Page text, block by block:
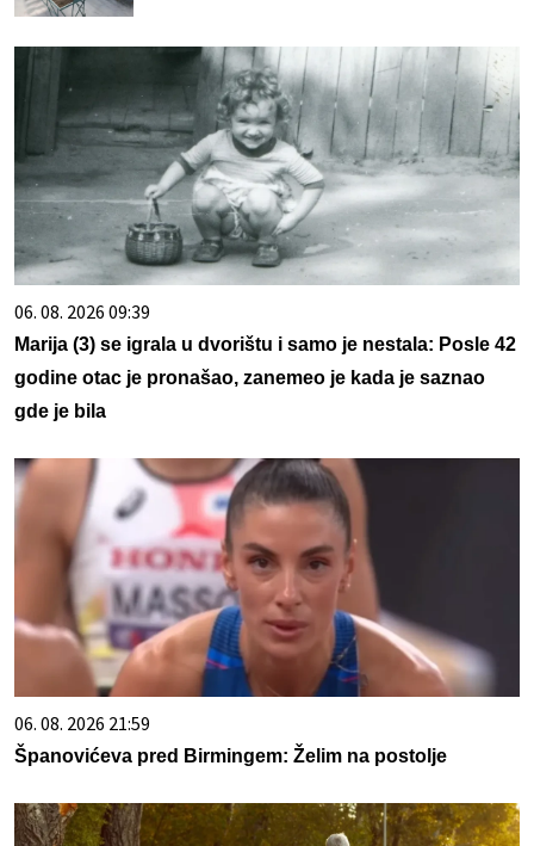
06. 08. 2026 09:39
Marija (3) se igrala u dvorištu i samo je nestala: Posle 42
godine otac je pronašao, zanemeo je kada je saznao
gde je bila
06. 08. 2026 21:59
Španovićeva pred Birmingem: Želim na postolje